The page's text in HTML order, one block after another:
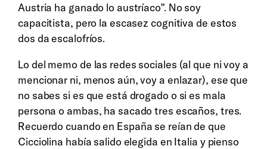
Austria ha ganado lo austríaco”. No soy
capacitista, pero la escasez cognitiva de estos
dos da escalofríos.
Lo del memo de las redes sociales (al que ni voy a
mencionar ni, menos aún, voy a enlazar), ese que
no sabes si es que está drogado o si es mala
persona o ambas, ha sacado tres escaños, tres.
Recuerdo cuando en España se reían de que
Cicciolina había salido elegida en Italia y pienso